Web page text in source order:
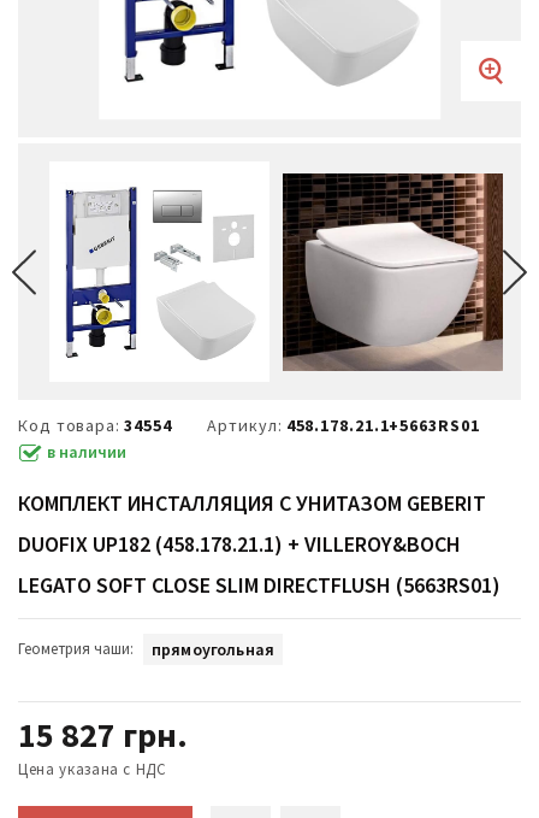
Код товара: 34554 Артикул: 458.178.21.1+5663RS01
в наличии
КОМПЛЕКТ ИНСТАЛЛЯЦИЯ С УНИТАЗОМ GEBERIT
DUOFIX UP182 (458.178.21.1) + VILLEROY&BOCH
LEGATO SOFT CLOSE SLIM DIRECTFLUSH (5663RS01)
Геометрия чаши: прямоугольная
15 827 грн.
Цена указана с НДС